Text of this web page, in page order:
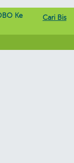
Cari Bis
Ke